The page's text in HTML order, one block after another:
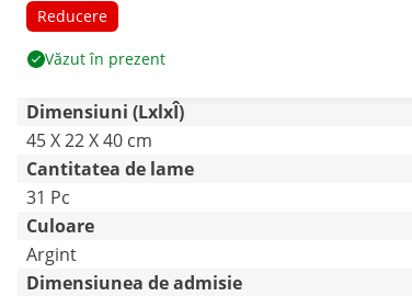
Reducere
Văzut în prezent
Dimensiuni (LxlxÎ)
45 X 22 X 40 cm
Cantitatea de lame
31 Pc
Culoare
Argint
Dimensiunea de admisie